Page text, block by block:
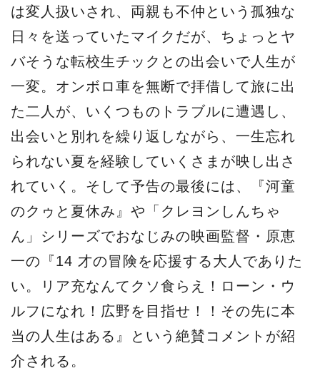
は変人扱いされ、両親も不仲という孤独な
日々を送っていたマイクだが、ちょっとヤ
バそうな転校生チックとの出会いで人生が
一変。オンボロ車を無断で拝借して旅に出
た二人が、いくつものトラブルに遭遇し、
出会いと別れを繰り返しながら、一生忘れ
られない夏を経験していくさまが映し出さ
れていく。そして予告の最後には、『河童
のクゥと夏休み』や「クレヨンしんちゃ
ん」シリーズでおなじみの映画監督・原恵
一の『14 才の冒険を応援する大人でありた
い。リア充なんてクソ食らえ！ローン・ウ
ルフになれ！広野を目指せ！！その先に本
当の人生はある』という絶賛コメントが紹
介される。